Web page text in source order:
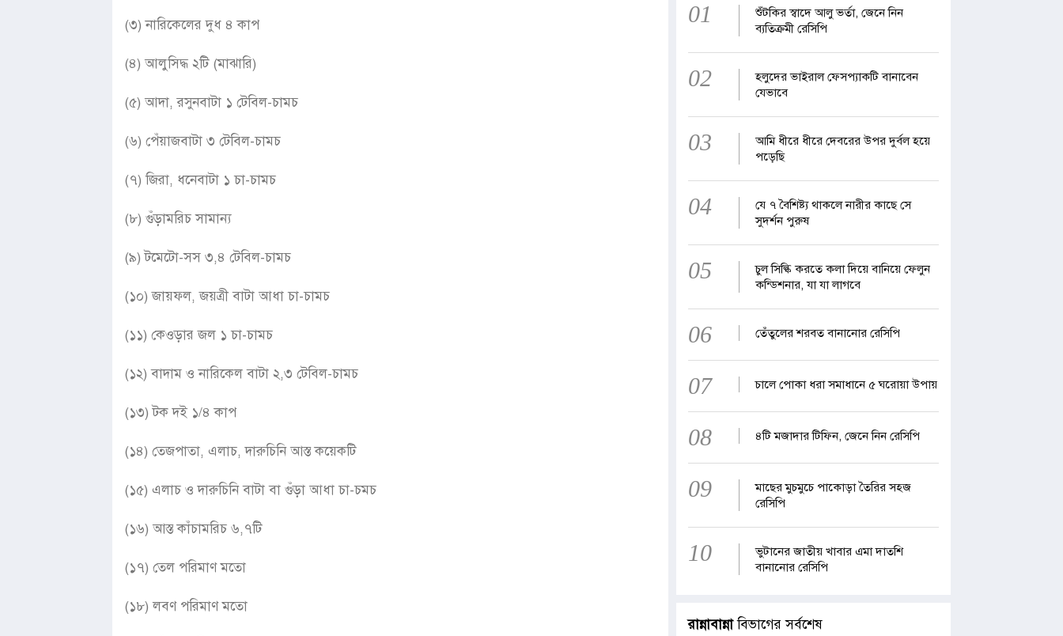
(৩) নারিকেলের দুধ ৪ কাপ
(৪) আলুসিদ্ধ ২টি (মাঝারি)
(৫) আদা, রসুনবাটা ১ টেবিল-চামচ
(৬) পেঁয়াজবাটা ৩ টেবিল-চামচ
(৭) জিরা, ধনেবাটা ১ চা-চামচ
(৮) গুঁড়ামরিচ সামান্য
(৯) টমেটো-সস ৩,৪ টেবিল-চামচ
(১০) জায়ফল, জয়ত্রী বাটা আধা চা-চামচ
(১১) কেওড়ার জল ১ চা-চামচ
(১২) বাদাম ও নারিকেল বাটা ২,৩ টেবিল-চামচ
(১৩) টক দই ১/৪ কাপ
(১৪) তেজপাতা, এলাচ, দারুচিনি আস্ত কয়েকটি
(১৫) এলাচ ও দারুচিনি বাটা বা গুঁড়া আধা চা-চমচ
(১৬) আস্ত কাঁচামরিচ ৬,৭টি
(১৭) তেল পরিমাণ মতো
(১৮) লবণ পরিমাণ মতো
01
শুঁটকির স্বাদে আলু ভর্তা, জেনে নিন
ব্যতিক্রমী রেসিপি
02
হলুদের ভাইরাল ফেসপ্যাকটি বানাবেন
যেভাবে
03
আমি ধীরে ধীরে দেবরের উপর দুর্বল হয়ে
পড়েছি
04
যে ৭ বৈশিষ্ট্য থাকলে নারীর কাছে সে
সুদর্শন পুরুষ
05
চুল সিল্কি করতে কলা দিয়ে বানিয়ে ফেলুন
কন্ডিশনার, যা যা লাগবে
06 তেঁতুলের শরবত বানানোর রেসিপি
07 চালে পোকা ধরা সমাধানে ৫ ঘরোয়া উপায়
08 ৪টি মজাদার টিফিন, জেনে নিন রেসিপি
09
মাছের মুচমুচে পাকোড়া তৈরির সহজ
রেসিপি
10
ভুটানের জাতীয় খাবার এমা দাতশি
বানানোর রেসিপি
রান্নাবান্নাবিভাগের সর্বশেষ